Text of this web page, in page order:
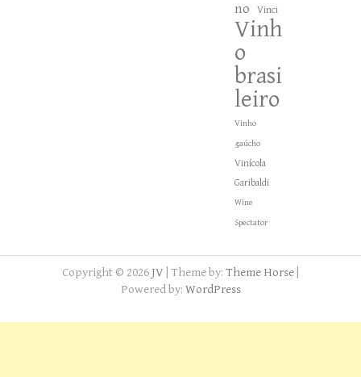
no
Vinci
Vinh
o
brasi
leiro
Vinho
gaúcho
Vinícola
Garibaldi
Wine
Spectator
Copyright © 2026JV | Theme by: Theme Horse
Powered by: WordPress